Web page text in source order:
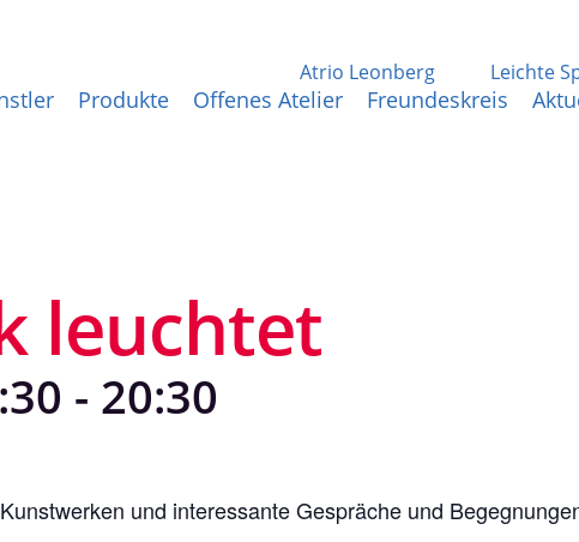
Atrio Leonberg Leichte
Produkte Offenes Atelier Freundeskreis
leuchtet
- 20:30
und interessante Gespräche und